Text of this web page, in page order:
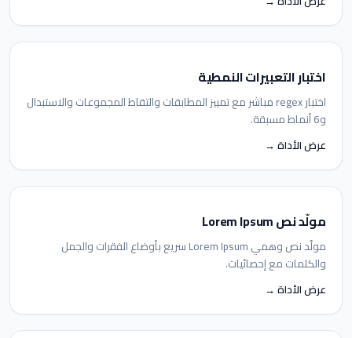
اختبار التعبيرات النمطية
اختبار regex مباشر مع تمييز المطابقات والتقاط المجموعات والاستبدال
و6 أنماط مسبقة.
عرض الأداة →
مولّد نص Lorem Ipsum
مولّد نص وهمي Lorem Ipsum سريع بأوضاع الفقرات والجمل
والكلمات مع إحصائيات.
عرض الأداة →